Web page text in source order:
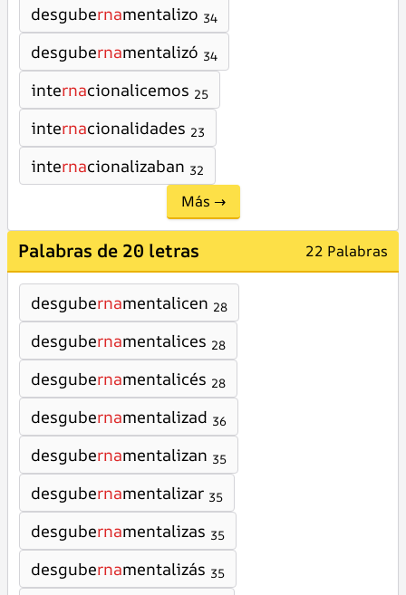
desgubernamentalizo 34
desgubernamentalizó 34
internacionalicemos 25
internacionalidades 23
internacionalizaban 32
Más →
Palabras de 20 letras 22 Palabras
desgubernamentalicen 28
desgubernamentalices 28
desgubernamentalicés 28
desgubernamentalizad 36
desgubernamentalizan 35
desgubernamentalizar 35
desgubernamentalizas 35
desgubernamentalizás 35